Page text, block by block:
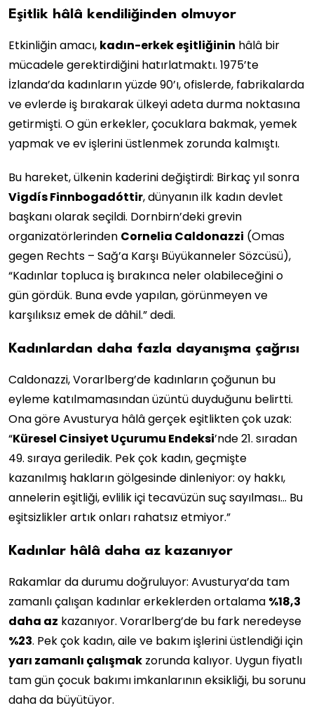
Eşitlik hâlâ kendiliğinden olmuyor
Etkinliğin amacı, kadın-erkek eşitliğinin hâlâ bir
mücadele gerektirdiğini hatırlatmaktı. 1975’te
İzlanda’da kadınların yüzde 90’ı, ofislerde, fabrikalarda
ve evlerde iş bırakarak ülkeyi adeta durma noktasına
getirmişti. O gün erkekler, çocuklara bakmak, yemek
yapmak ve ev işlerini üstlenmek zorunda kalmıştı.
Bu hareket, ülkenin kaderini değiştirdi: Birkaç yıl sonra
Vigdís Finnbogadóttir, dünyanın ilk kadın devlet
başkanı olarak seçildi. Dornbirn’deki grevin
organizatörlerinden Cornelia Caldonazzi (Omas
gegen Rechts – Sağ’a Karşı Büyükanneler Sözcüsü),
“Kadınlar topluca iş bırakınca neler olabileceğini o
gün gördük. Buna evde yapılan, görünmeyen ve
karşılıksız emek de dâhil.” dedi.
Kadınlardan daha fazla dayanışma çağrısı
Caldonazzi, Vorarlberg’de kadınların çoğunun bu
eyleme katılmamasından üzüntü duyduğunu belirtti.
Ona göre Avusturya hâlâ gerçek eşitlikten çok uzak:
“Küresel Cinsiyet Uçurumu Endeksi’nde 21. sıradan
49. sıraya geriledik. Pek çok kadın, geçmişte
kazanılmış hakların gölgesinde dinleniyor: oy hakkı,
annelerin eşitliği, evlilik içi tecavüzün suç sayılması… Bu
eşitsizlikler artık onları rahatsız etmiyor.”
Kadınlar hâlâ daha az kazanıyor
Rakamlar da durumu doğruluyor: Avusturya’da tam
zamanlı çalışan kadınlar erkeklerden ortalama %18,3
daha az kazanıyor. Vorarlberg’de bu fark neredeyse
%23. Pek çok kadın, aile ve bakım işlerini üstlendiği için
yarı zamanlı çalışmak zorunda kalıyor. Uygun fiyatlı
tam gün çocuk bakımı imkanlarının eksikliği, bu sorunu
daha da büyütüyor.